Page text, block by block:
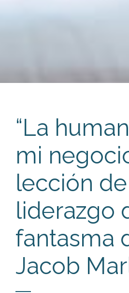
“La
mi
lección de
liderazgo
fantasma
Jacob